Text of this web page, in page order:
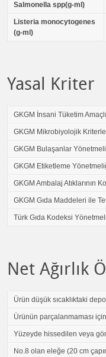
Salmonella spp(g-ml)
Listeria monocytogenes
(g-ml)
Yasal Kriter
GKGM İnsani Tüketim
GKGM Mikrobiyolojik
GKGM Bulaşanlar
GKGM Etiketleme
GKGM Ambalaj Atıklarının
GKGM Gıda Maddeleri ile
Türk Gıda Kodeksi
Net Ağırlık
Ürün düşük sıcaklıktaki
Ürünün parçalanmaması
Yüzeyde hissedilen veya
No.8 olan eleğe (20 cm